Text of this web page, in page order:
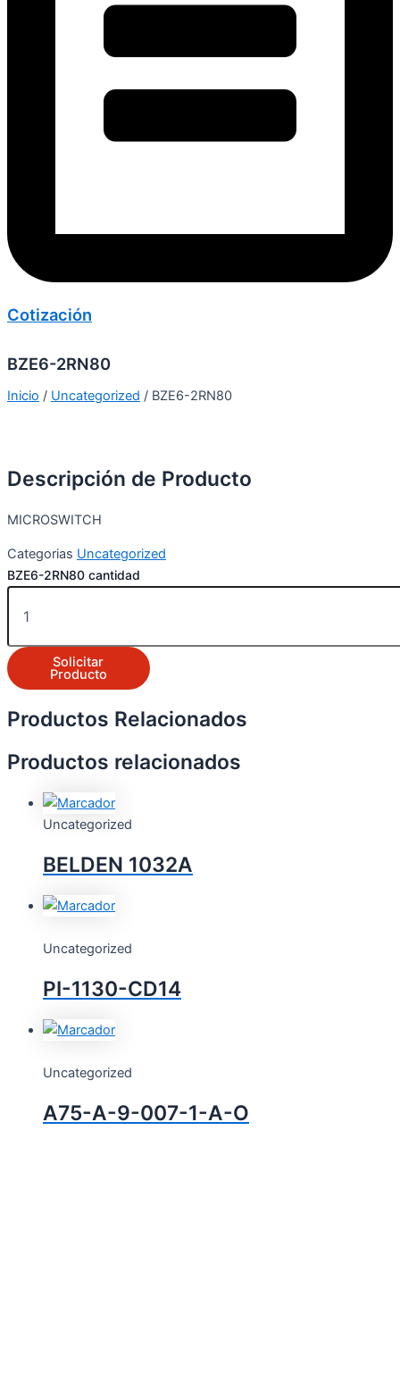
Cotización
BZE6-2RN80
Inicio / Uncategorized / BZE6-2RN80
Descripción de Producto
MICROSWITCH
Categorias Uncategorized
BZE6-2RN80 cantidad
Solicitar
Producto
Productos Relacionados
Productos relacionados
Uncategorized
BELDEN 1032A
Uncategorized
PI-1130-CD14
Uncategorized
A75-A-9-007-1-A-O